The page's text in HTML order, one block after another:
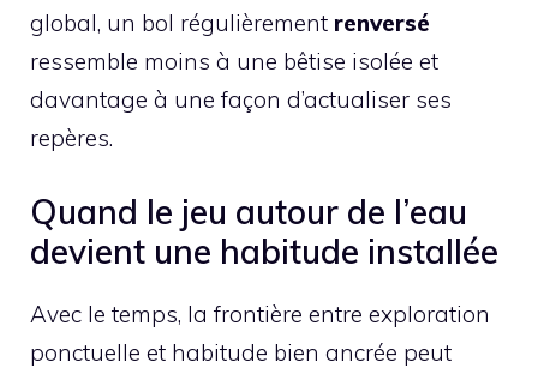
global, un bol régulièrement renversé
ressemble moins à une bêtise isolée et
davantage à une façon d’actualiser ses
repères.
Quand le jeu autour de l’eau
devient une habitude installée
Avec le temps, la frontière entre exploration
ponctuelle et habitude bien ancrée peut